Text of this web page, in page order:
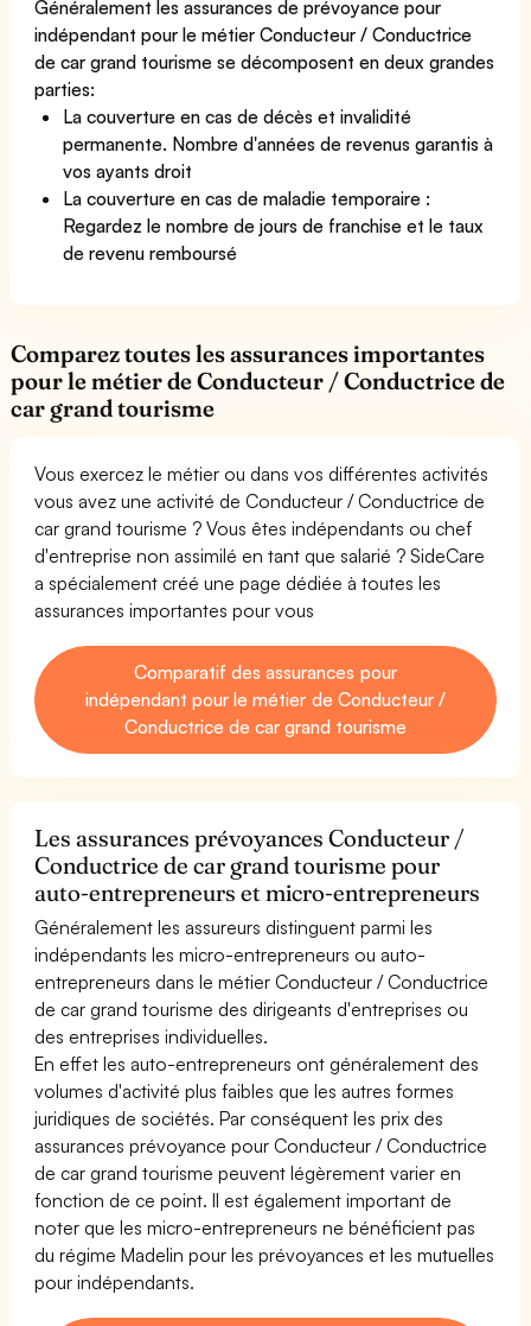
Généralement les assurances de prévoyance pour
indépendant pour le métier Conducteur / Conductrice
de car grand tourisme se décomposent en deux grandes
parties:
La couverture en cas de décès et invalidité
permanente. Nombre d'années de revenus garantis à
vos ayants droit
La couverture en cas de maladie temporaire :
Regardez le nombre de jours de franchise et le taux
de revenu remboursé
Comparez toutes les assurances importantes
pour le métier de Conducteur / Conductrice de
car grand tourisme
Vous exercez le métier ou dans vos différentes activités
vous avez une activité de Conducteur / Conductrice de
car grand tourisme ? Vous êtes indépendants ou chef
d'entreprise non assimilé en tant que salarié ? SideCare
a spécialement créé une page dédiée à toutes les
assurances importantes pour vous
Comparatif des assurances pour
indépendant pour le métier de Conducteur /
Conductrice de car grand tourisme
Les assurances prévoyances Conducteur /
Conductrice de car grand tourisme pour
auto-entrepreneurs et micro-entrepreneurs
Généralement les assureurs distinguent parmi les
indépendants les micro-entrepreneurs ou auto-
entrepreneurs dans le métier Conducteur / Conductrice
de car grand tourisme des dirigeants d'entreprises ou
des entreprises individuelles.
En effet les auto-entrepreneurs ont généralement des
volumes d'activité plus faibles que les autres formes
juridiques de sociétés. Par conséquent les prix des
assurances prévoyance pour Conducteur / Conductrice
de car grand tourisme peuvent légèrement varier en
fonction de ce point. Il est également important de
noter que les micro-entrepreneurs ne bénéficient pas
du régime Madelin pour les prévoyances et les mutuelles
pour indépendants.